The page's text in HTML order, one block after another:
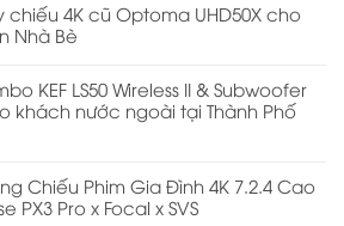
chiếu 4K cũ Optoma UHD50X cho
Nhà Bè
KEF LS50 Wireless II & Subwoofer
khách nước ngoài tại Thành Phố
Chiếu Phim Gia Đình 4K 7.2.4 Cao
PX3 Pro x Focal x SVS